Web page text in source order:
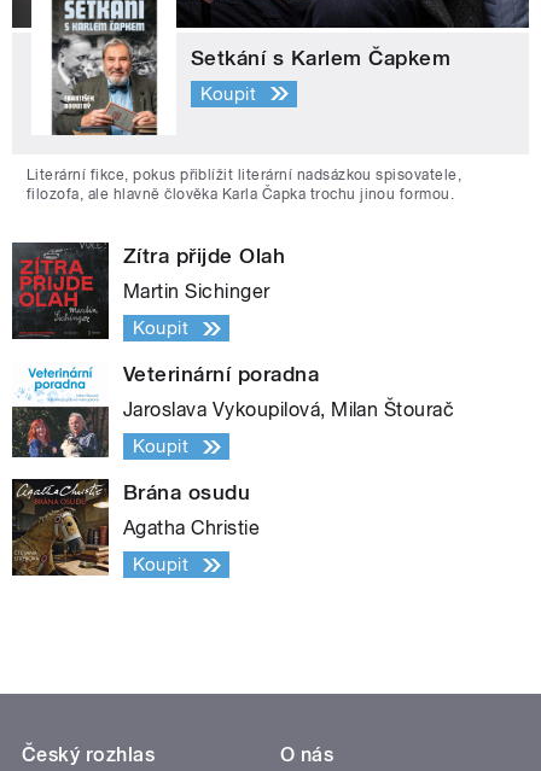
Setkání s Karlem Čapkem
Koupit
Literární fikce, pokus přiblížit literární nadsázkou spisovatele,
filozofa, ale hlavně člověka Karla Čapka trochu jinou formou.
Zítra přijde Olah
Martin Sichinger
Koupit
Veterinární poradna
Jaroslava Vykoupilová, Milan Štourač
Koupit
Brána osudu
Agatha Christie
Koupit
Český rozhlas
O nás